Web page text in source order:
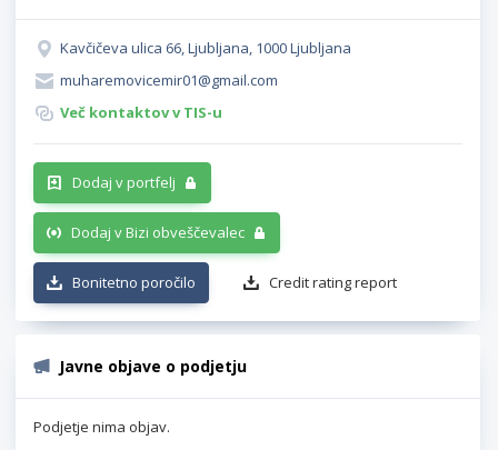
Kavčičeva ulica 66, Ljubljana, 1000 Ljubljana
muharemovicemir01@gmail.com
Več kontaktov v TIS-u
Dodaj v portfelj
Dodaj v Bizi obveščevalec
Bonitetno poročilo Credit rating report
Javne objave o podjetju
Podjetje nima objav.